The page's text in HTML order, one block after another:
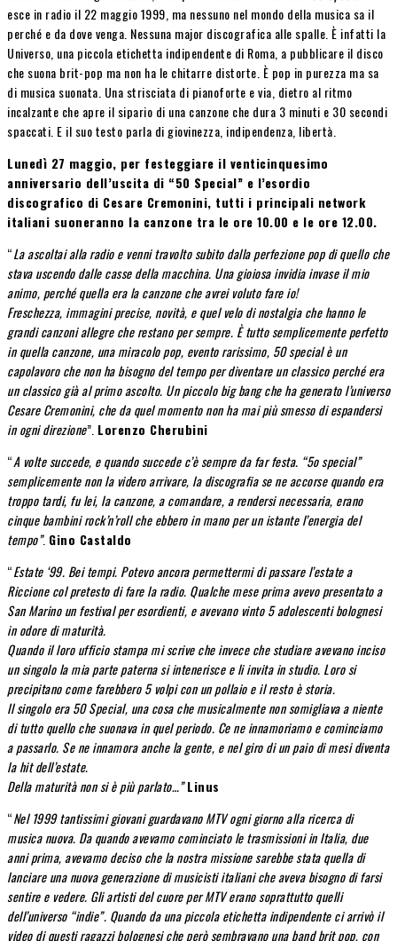
esce in radio il 22 maggio 1999, ma nessuno nel mondo della musica sa il
perché e da dove venga. Nessuna major discografica alle spalle. È infatti la
Universo, una piccola etichetta indipendente di Roma, a pubblicare il disco
che suona brit-pop ma non ha le chitarre distorte. È pop in purezza ma sa
di musica suonata. Una strisciata di pianoforte e via, dietro al ritmo
incalzante che apre il sipario di una canzone che dura 3 minuti e 30 secondi
spaccati. E il suo testo parla di giovinezza, indipendenza, libertà.
Lunedì 27 maggio, per festeggiare il venticinquesimo
anniversario dell’uscita di “50 Special” e l’esordio
discografico di Cesare Cremonini, tutti i principali network
italiani suoneranno la canzone tra le ore 10.00 e le ore 12.00.
“La ascoltai alla radio e venni travolto subito dalla perfezione pop di quello che
stava uscendo dalle casse della macchina. Una gioiosa invidia invase il mio
animo, perché quella era la canzone che avrei voluto fare io!
Freschezza, immagini precise, novità, e quel velo di nostalgia che hanno le
grandi canzoni allegre che restano per sempre. È tutto semplicemente perfetto
in quella canzone, una miracolo pop, evento rarissimo, 50 special è un
capolavoro che non ha bisogno del tempo per diventare un classico perché era
un classico già al primo ascolto. Un piccolo big bang che ha generato l’universo
Cesare Cremonini, che da quel momento non ha mai più smesso di espandersi
in ogni direzione”. Lorenzo Cherubini
“A volte succede, e quando succede c’è sempre da far festa. “5o special”
semplicemente non la videro arrivare, la discografia se ne accorse quando era
troppo tardi, fu lei, la canzone, a comandare, a rendersi necessaria, erano
cinque bambini rock’n’roll che ebbero in mano per un istante l’energia del
tempo”. Gino Castaldo
“Estate ‘99. Bei tempi. Potevo ancora permettermi di passare l’estate a
Riccione col pretesto di fare la radio. Qualche mese prima avevo presentato a
San Marino un festival per esordienti, e avevano vinto 5 adolescenti bolognesi
in odore di maturità.
Quando il loro ufficio stampa mi scrive che invece che studiare avevano inciso
un singolo la mia parte paterna si intenerisce e li invita in studio. Loro si
precipitano come farebbero 5 volpi con un pollaio e il resto è storia.
Il singolo era 50 Special, una cosa che musicalmente non somigliava a niente
di tutto quello che suonava in quel periodo. Ce ne innamoriamo e cominciamo
a passarlo. Se ne innamora anche la gente, e nel giro di un paio di mesi diventa
la hit dell’estate.
Della maturità non si è più parlato…”Linus
“Nel 1999 tantissimi giovani guardavano MTV ogni giorno alla ricerca di
musica nuova. Da quando avevamo cominciato le trasmissioni in Italia, due
anni prima, avevamo deciso che la nostra missione sarebbe stata quella di
lanciare una nuova generazione di musicisti italiani che aveva bisogno di farsi
sentire e vedere. Gli artisti del cuore per MTV erano soprattutto quelli
dell’universo “indie”. Quando da una piccola etichetta indipendente ci arrivò il
video di questi ragazzi bolognesi che però sembravano una band brit pop, con